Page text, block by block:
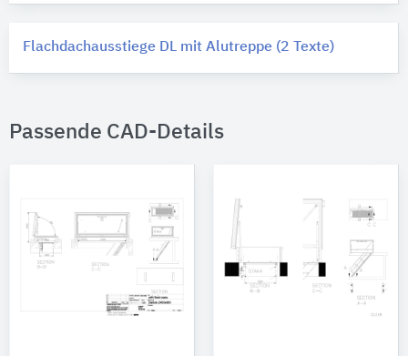
Flachdachausstiege DL mit Alutreppe (2 Texte)
Passende CAD-Details